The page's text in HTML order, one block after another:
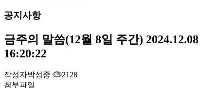
공지사항
금주의 말씀(12월 8일 주간) 2024.12.08
16:20:22
작성자박성중
2128
첨부파일